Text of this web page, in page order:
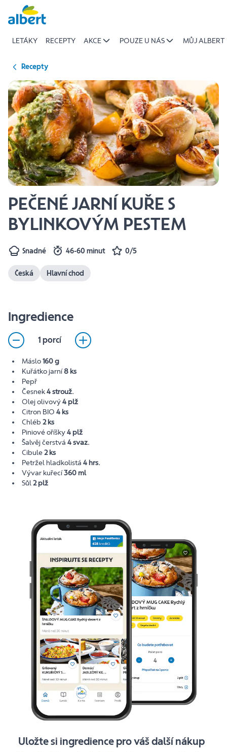
Přeskočit
LETÁKY RECEPTY AKCE POUZE U NÁS MŮJ ALBERT
Recepty
PEČENÉ JARNÍ KUŘE S
BYLINKOVÝM PESTEM
Snadné 46-60 minut 0/5
Česká Hlavní chod
Ingredience
1 porcí
Máslo160 g
Kuřátko jarní8 ks
Pepř
Česnek4 strouž.
Olej olivový4 plž
Citron BIO 4 ks
Chléb 2 ks
Piniové oříšky4 plž
Šalvěj čerstvá 4 svaz.
Cibule2 ks
Petržel hladkolistá 4 hrs.
Vývar kuřecí360 ml
Sůl2 plž
Uložte si ingredience pro váš další nákup